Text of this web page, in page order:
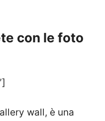
con le foto
wall, è una